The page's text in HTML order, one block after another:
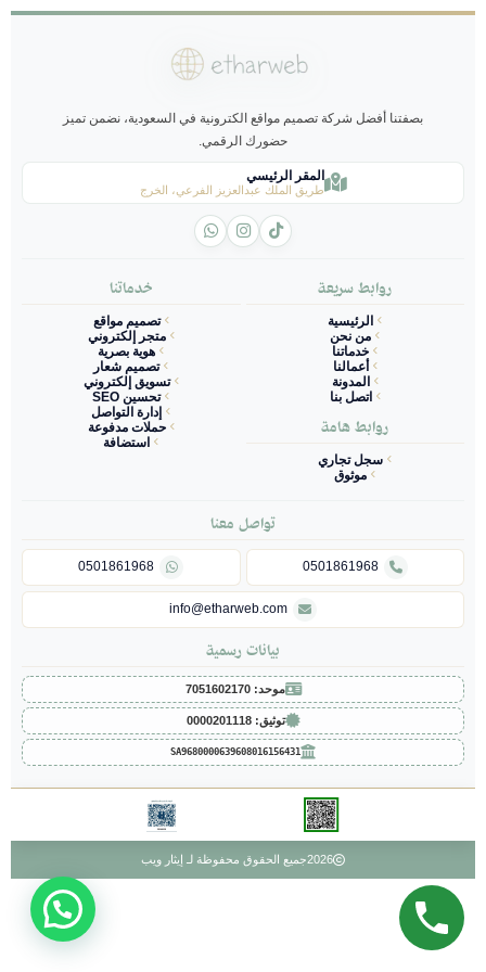
بصفتنا أفضل شركة تصميم مواقع الكترونية في السعودية، نضمن تميز
حضورك الرقمي.
المقر الرئيسي
طريق الملك عبدالعزيز الفرعي، الخرج
روابط سريعة
الرئيسية
من نحن
خدماتنا
أعمالنا
المدونة
اتصل بنا
روابط هامة
سجل تجاري
موثوق
خدماتنا
تصميم مواقع
متجر إلكتروني
هوية بصرية
تصميم شعار
تسويق إلكتروني
تحسين SEO
إدارة التواصل
حملات مدفوعة
استضافة
تواصل معنا
0501861968
0501861968
info@etharweb.com
بيانات رسمية
موحد: 7051602170
توثيق: 0000201118
SA9680000639608016156431
2026جميع الحقوق محفوظة لـ إيثار ويب